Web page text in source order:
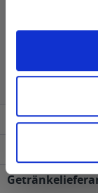
Pott
Service Hotline